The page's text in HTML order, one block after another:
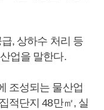
, 상하수 처리 등
업을 말한다.
조성되는 물산업
적단지 48만㎡, 실